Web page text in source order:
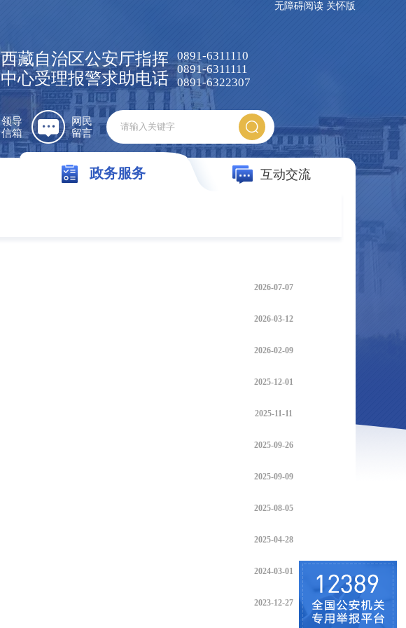
无障碍阅读 关怀版
西藏自治区公安厅指挥
中心受理报警求助电话
0891-6311110
0891-6311111
0891-6322307
领导
信箱
网民
留言
政务服务 互动交流
2026-07-07
2026-03-12
2026-02-09
2025-12-01
2025-11-11
2025-09-26
2025-09-09
2025-08-05
2025-04-28
2024-03-01
2023-12-27